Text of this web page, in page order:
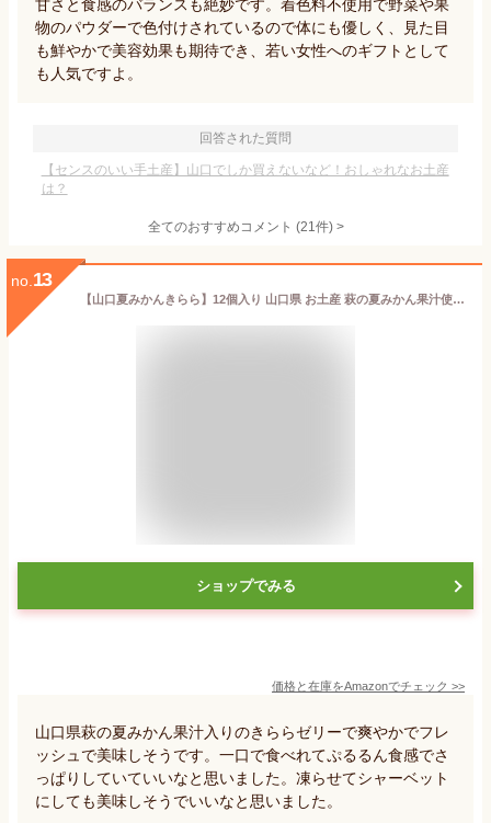
甘さと食感のバランスも絶妙です。着色料不使用で野菜や果
物のパウダーで色付けされているので体にも優しく、見た目
も鮮やかで美容効果も期待でき、若い女性へのギフトとして
も人気ですよ。
回答された質問
【センスのいい手土産】山口でしか買えないなど！おしゃれなお土産
は？
全てのおすすめコメント (21件) >
no. 13
【山口夏みかんきらら】12個入り 山口県 お土産 萩の夏みかん果汁使用 フルーツゼリー 個包装 スイーツ お菓子 ギフト 贈り物 手土産 お中元 お歳暮
ショップでみる
価格と在庫をAmazonでチェック >>
山口県萩の夏みかん果汁入りのきららゼリーで爽やかでフレ
ッシュで美味しそうです。一口で食べれてぷるるん食感でさ
っぱりしていていいなと思いました。凍らせてシャーベット
にしても美味しそうでいいなと思いました。